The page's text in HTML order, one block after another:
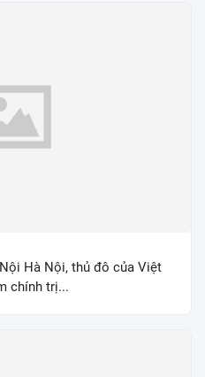
Hà Nội, thủ đô của Việt
chính trị...